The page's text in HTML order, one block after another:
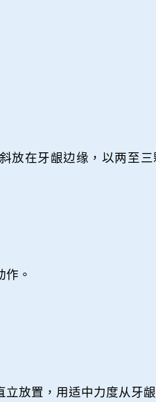
放在牙龈边缘，以两至
。
放置，用适中力度从牙